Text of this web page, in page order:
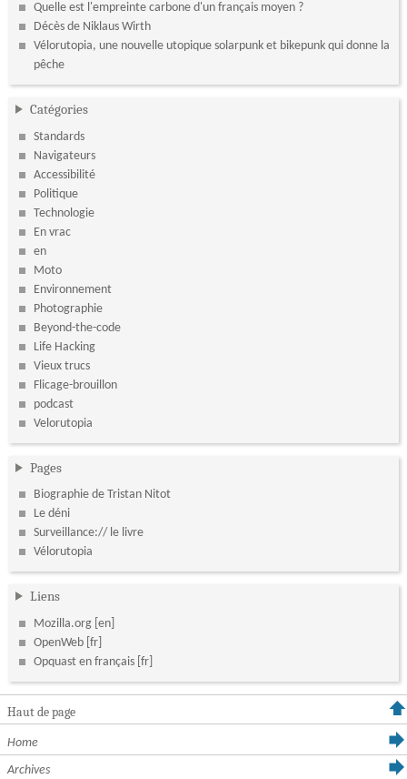
Quelle est l'empreinte carbone d'un français moyen ?
Décès de Niklaus Wirth
Vélorutopia, une nouvelle utopique solarpunk et bikepunk qui donne la
pêche
Catégories
Standards
Navigateurs
Accessibilité
Politique
Technologie
En vrac
en
Moto
Environnement
Photographie
Beyond-the-code
Life Hacking
Vieux trucs
Flicage-brouillon
podcast
Velorutopia
Pages
Biographie de Tristan Nitot
Le déni
Surveillance:// le livre
Vélorutopia
Liens
Mozilla.org
OpenWeb
Opquast en français
Haut de page
Home
Archives